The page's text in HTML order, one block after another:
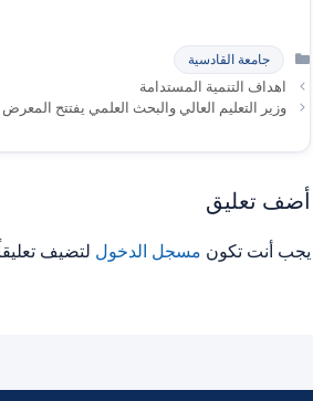
التصنيفات
جامعة القادسية
اهداف التنمية المستدامة
وزير التعليم العالي والبحث العلمي يفتتح
أضف تعليق
يجب أنت تكون مسجل الدخول لتضيف